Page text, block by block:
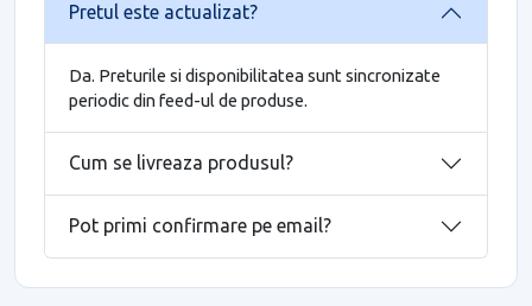
Pretul este actualizat?
Da. Preturile si disponibilitatea sunt sincronizate
periodic din feed-ul de produse.
Cum se livreaza produsul?
Pot primi confirmare pe email?